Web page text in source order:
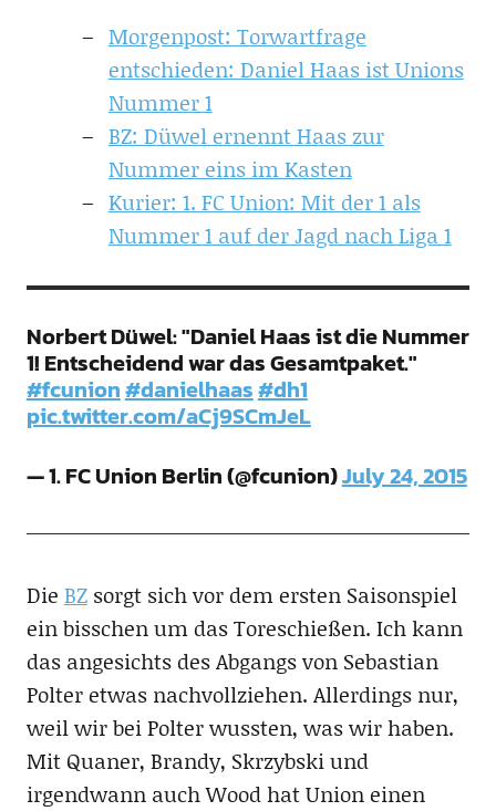
Morgenpost: Torwartfrage
entschieden: Daniel Haas ist Unions
Nummer 1
BZ: Düwel ernennt Haas zur
Nummer eins im Kasten
Kurier: 1. FC Union: Mit der 1 als
Nummer 1 auf der Jagd nach Liga 1
Norbert Düwel: "Daniel Haas ist die Nummer
1! Entscheidend war das Gesamtpaket."
#fcunion#danielhaas#dh1
pic.twitter.com/aCj9SCmJeL
— 1. FC Union Berlin (@fcunion)July 24, 2015
Die BZsorgt sich vor dem ersten Saisonspiel
ein bisschen um das Toreschießen. Ich kann
das angesichts des Abgangs von Sebastian
Polter etwas nachvollziehen. Allerdings nur,
weil wir bei Polter wussten, was wir haben.
Mit Quaner, Brandy, Skrzybski und
irgendwann auch Wood hat Union einen